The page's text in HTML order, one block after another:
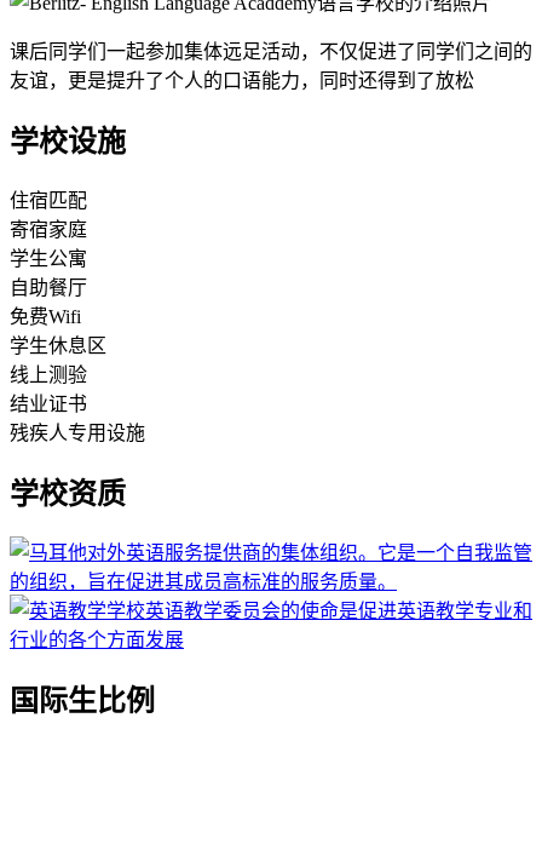
课后同学们一起参加集体远足活动，不仅促进了同学们之间的
友谊，更是提升了个人的口语能力，同时还得到了放松
学校设施
住宿匹配
寄宿家庭
学生公寓
自助餐厅
免费Wifi
学生休息区
线上测验
结业证书
残疾人专用设施
学校资质
国际生比例